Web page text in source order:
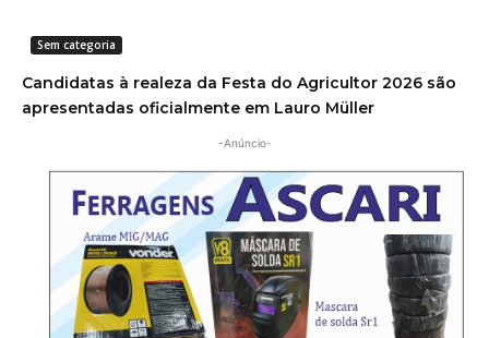
Sem categoria
Candidatas à realeza da Festa do Agricultor 2026 são
apresentadas oficialmente em Lauro Müller
-Anúncio-